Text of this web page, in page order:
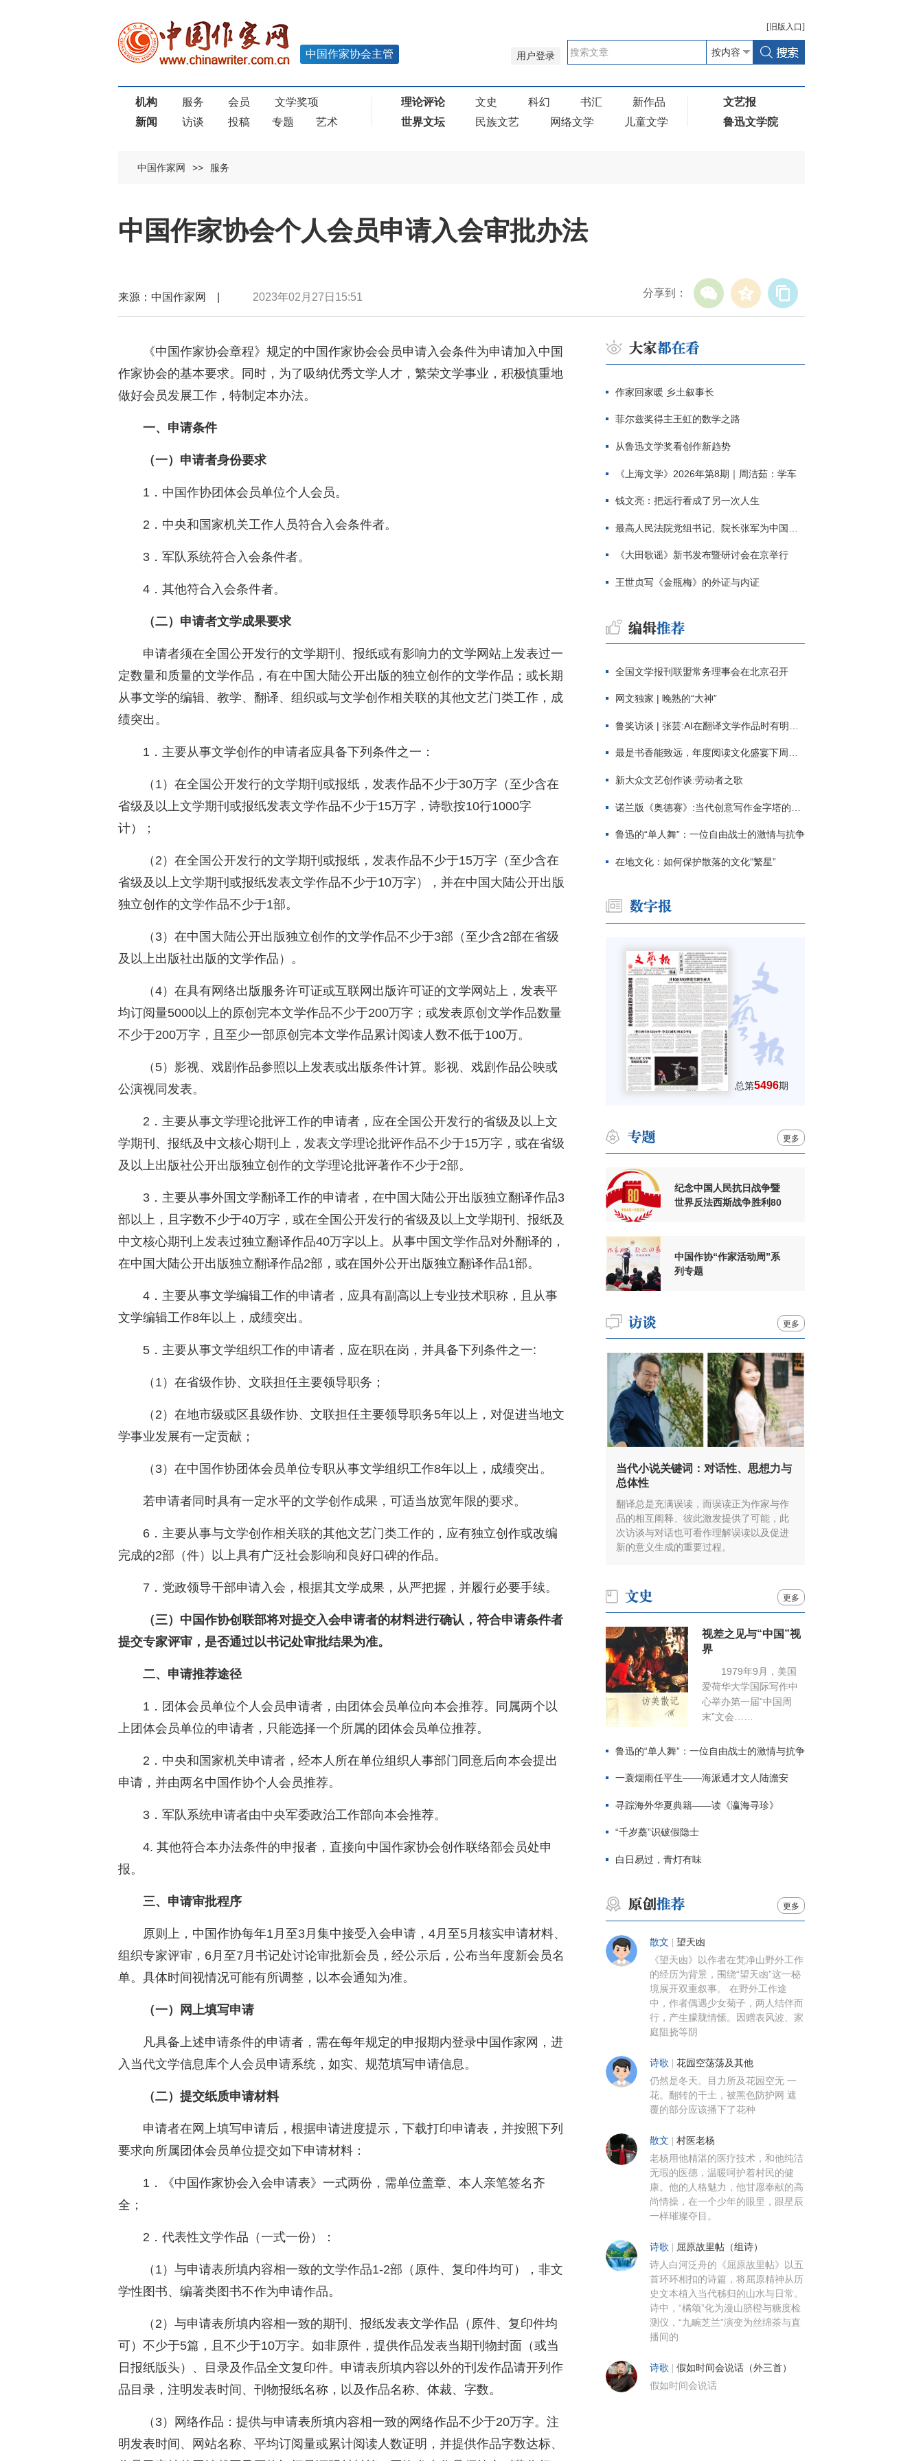
[ 旧版 入口]
用户登录
中国作家协会主管
机构 服务 会员
文学奖项
新闻
访谈 投稿 专题 艺术
理论评论 文史 科幻 书汇
新作品
世界文坛
民族文艺 网络文学 儿童文学
文艺报
鲁迅文学院
中国作家网 >> 服务
中国作家协会个人会员申请入会审批办法
分享到：
来源：中国作家网 | 2023年02月27日15:51
《中国作家协会章程》规定的中国作家协会会员申请入会条件为申请加入中国
作家协会的基本要求。同时，为了吸纳优秀文学人才，繁荣文学事业，积极慎重地
做好会员发展工作，特制定本办法。
一、申请条件
（一）申请者身份要求
1．中国作协团体会员单位个人会员。
2．中央和国家机关工作人员符合入会条件者。
3．军队系统符合入会条件者。
4．其他符合入会条件者。
（二）申请者文学成果要求
申请者须在全国公开发行的文学期刊、报纸或有影响力的文学网站上发表过一
定数量和质量的文学作品，有在中国大陆公开出版的独立创作的文学作品；或长期
从事文学的编辑、教学、翻译、组织或与文学创作相关联的其他文艺门类工作，成
绩突出。
1．主要从事文学创作的申请者应具备下列条件之一：
（1）在全国公开发行的文学期刊或报纸，发表作品不少于30万字（至少含在
省级及以上文学期刊或报纸发表文学作品不少于15万字，诗歌按10行1000字
计）；
（2）在全国公开发行的文学期刊或报纸，发表作品不少于15万字（至少含在
省级及以上文学期刊或报纸发表文学作品不少于10万字），并在中国大陆公开出版
独立创作的文学作品不少于1部。
（3）在中国大陆公开出版独立创作的文学作品不少于3部（至少含2部在省级
及以上出版社出版的文学作品）。
（4）在具有网络出版服务许可证或互联网出版许可证的文学网站上，发表平
均订阅量5000以上的原创完本文学作品不少于200万字；或发表原创文学作品数量
不少于200万字，且至少一部原创完本文学作品累计阅读人数不低于100万。
（5）影视、戏剧作品参照以上发表或出版条件计算。影视、戏剧作品公映或
公演视同发表。
2．主要从事文学理论批评工作的申请者，应在全国公开发行的省级及以上文
学期刊、报纸及中文核心期刊上，发表文学理论批评作品不少于15万字，或在省级
及以上出版社公开出版独立创作的文学理论批评著作不少于2部。
3．主要从事外国文学翻译工作的申请者，在中国大陆公开出版独立翻译作品3
部以上，且字数不少于40万字，或在全国公开发行的省级及以上文学期刊、报纸及
中文核心期刊上发表过独立翻译作品40万字以上。从事中国文学作品对外翻译的，
在中国大陆公开出版独立翻译作品2部，或在国外公开出版独立翻译作品1部。
4．主要从事文学编辑工作的申请者，应具有副高以上专业技术职称，且从事
文学编辑工作8年以上，成绩突出。
5．主要从事文学组织工作的申请者，应在职在岗，并具备下列条件之一:
（1）在省级作协、文联担任主要领导职务；
（2）在地市级或区县级作协、文联担任主要领导职务5年以上，对促进当地文
学事业发展有一定贡献；
（3）在中国作协团体会员单位专职从事文学组织工作8年以上，成绩突出。
若申请者同时具有一定水平的文学创作成果，可适当放宽年限的要求。
6．主要从事与文学创作相关联的其他文艺门类工作的，应有独立创作或改编
完成的2部（件）以上具有广泛社会影响和良好口碑的作品。
7．党政领导干部申请入会，根据其文学成果，从严把握，并履行必要手续。
（三）中国作协创联部将对提交入会申请者的材料进行确认，符合申请条件者
提交专家评审，是否通过以书记处审批结果为准。
二、申请推荐途径
1．团体会员单位个人会员申请者，由团体会员单位向本会推荐。同属两个以
上团体会员单位的申请者，只能选择一个所属的团体会员单位推荐。
2．中央和国家机关申请者，经本人所在单位组织人事部门同意后向本会提出
申请，并由两名中国作协个人会员推荐。
3．军队系统申请者由中央军委政治工作部向本会推荐。
4. 其他符合本办法条件的申报者，直接向中国作家协会创作联络部会员处申
报。
三、申请审批程序
原则上，中国作协每年1月至3月集中接受入会申请，4月至5月核实申请材料、
组织专家评审，6月至7月书记处讨论审批新会员，经公示后，公布当年度新会员名
单。具体时间视情况可能有所调整，以本会通知为准。
（一）网上填写申请
凡具备上述申请条件的申请者，需在每年规定的申报期内登录中国作家网，进
入当代文学信息库个人会员申请系统，如实、规范填写申请信息。
（二）提交纸质申请材料
申请者在网上填写申请后，根据申请进度提示，下载打印申请表，并按照下列
要求向所属团体会员单位提交如下申请材料：
1．《中国作家协会入会申请表》一式两份，需单位盖章、本人亲笔签名齐
全；
2．代表性文学作品（一式一份）：
（1）与申请表所填内容相一致的文学作品1-2部（原件、复印件均可），非文
学性图书、编著类图书不作为申请作品。
（2）与申请表所填内容相一致的期刊、报纸发表文学作品（原件、复印件均
可）不少于5篇，且不少于10万字。如非原件，提供作品发表当期刊物封面（或当
日报纸版头）、目录及作品全文复印件。申请表所填内容以外的刊发作品请开列作
品目录，注明发表时间、刊物报纸名称，以及作品名称、体裁、字数。
（3）网络作品：提供与申请表所填内容相一致的网络作品不少于20万字。注
明发表时间、网站名称、平均订阅量或累计阅读人数证明，并提供作品字数达标、
作家回家暖 乡土叙事长
菲尔兹奖得主王虹的数学之路
从鲁迅文学奖看创作新趋势
《上海文学》2026年第8期｜周洁茹：学车
钱文亮：把远行看成了另一次人生
最高人民法院党组书记、院长张军为中国作协干部大讲堂授课
《大田歌谣》新书发布暨研讨会在京举行
王世贞写《金瓶梅》的外证与内证
全国文学报刊联盟常务理事会在北京召开
网文独家 | 晚熟的“大神”
鲁奖访谈 | 张芸:AI在翻译文学作品时有明显局限
最是书香能致远，年度阅读文化盛宴下周启幕
新大众文艺创作谈:劳动者之歌
诺兰版《奥德赛》:当代创意写作金字塔的宏伟与平庸
鲁迅的“单人舞”：一位自由战士的激情与抗争
在地文化：如何保护散落的文化“繁星”
总第5496期
更多
纪念中国人民抗日战争暨
世界反法西斯战争胜利80
中国作协“作家活动周”系
列专题
更多
当代小说关键词：对话性、思想力与
总体性
翻译总是充满误读，而误读正为作家与作
品的相互阐释、彼此激发提供了可能，此
次访谈与对话也可看作理解误读以及促进
新的意义生成的重要过程。
更多
视差之见与“中国”视
界
1979年9月，美国
爱荷华大学国际写作中
心举办第一届“中国周
末”文会……
鲁迅的“单人舞”：一位自由战士的激情与抗争
一蓑烟雨任平生——海派通才文人陆澹安
寻踪海外华夏典籍——读《瀛海寻珍》
“千岁蘽”识破假隐士
白日易过，青灯有味
更多
散文 望天凼
《望天凼》以作者在梵净山野外工作
的经历为背景，围绕“望天凼”这一秘
境展开双重叙事。 在野外工作途
中，作者偶遇少女菊子，两人结伴而
行，产生朦胧情愫。因赠表风波、家
庭阻挠等阴
诗歌 花园空荡荡及其他
仍然是冬天。目力所及花园空无 一
花。翻转的干土，被黑色防护网 遮
覆的部分应该播下了花种
散文 村医老杨
老杨用他精湛的医疗技术，和他纯洁
无瑕的医德，温暖呵护着村民的健
康。他的人格魅力，他甘愿奉献的高
尚情操，在一个少年的眼里，跟星辰
一样璀璨夺目。
诗歌 屈原故里帖（组诗）
诗人白河泛舟的《屈原故里帖》以五
首环环相扣的诗篇，将屈原精神从历
史文本植入当代秭归的山水与日常。
诗中，“橘颂”化为漫山脐橙与糖度检
测仪，“九畹芝兰”演变为丝绵茶与直
播间的
诗歌 假如时间会说话（外三首）
假如时间会说话